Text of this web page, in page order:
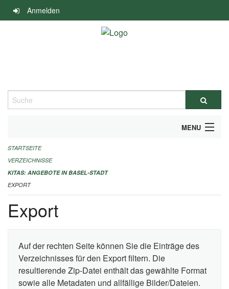
Navigation
überspringen
Anmelden
Suche
MENU
ALLGEMEINE INFORMATIONEN
IMPRESSUM
STARTSEITE
VERZEICHNISSE
KITAS: ANGEBOTE IN BASEL-STADT
EXPORT
Export
Auf der rechten Seite können Sie die Einträge des
Verzeichnisses für den Export filtern. Die
resultierende Zip-Datei enthält das gewählte Format
sowie alle Metadaten und allfällige Bilder/Dateien.